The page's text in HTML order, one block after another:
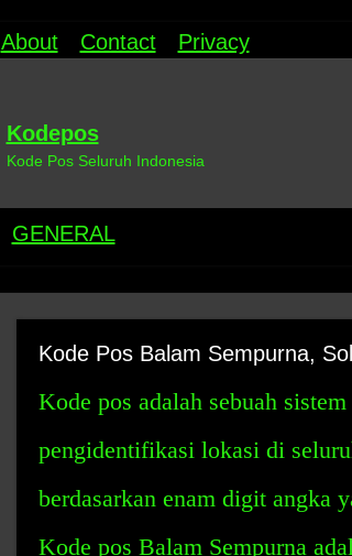
About Contact Privacy
Kodepos
Kode Pos Seluruh Indonesia
GENERAL
Kode Pos Balam Sempurna,
Kode pos adalah sebuah
pengidentifikasi lokasi di
berdasarkan enam digit angka
Kode pos Balam Sempurna